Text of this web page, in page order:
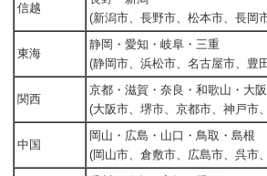
信越
(新潟市、長野市、松本市、長岡
東海
静岡・愛知・岐阜・三重
(静岡市、浜松市、名古屋市、豊
関西
京都・滋賀・奈良・和歌山・大
(大阪市、堺市、京都市、神戸市
中国
岡山・広島・山口・鳥取・島根
(岡山市、倉敷市、広島市、呉市